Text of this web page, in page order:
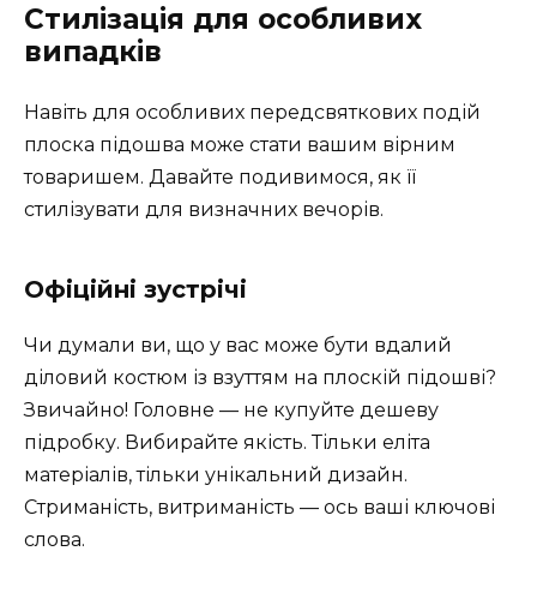
Стилізація для особливих
випадків
Навіть для особливих передсвяткових подій
плоска підошва може стати вашим вірним
товаришем. Давайте подивимося, як її
стилізувати для визначних вечорів.
Офіційні зустрічі
Чи думали ви, що у вас може бути вдалий
діловий костюм із взуттям на плоскій підошві?
Звичайно! Головне — не купуйте дешеву
підробку. Вибирайте якість. Тільки еліта
матеріалів, тільки унікальний дизайн.
Стриманість, витриманість — ось ваші ключові
слова.